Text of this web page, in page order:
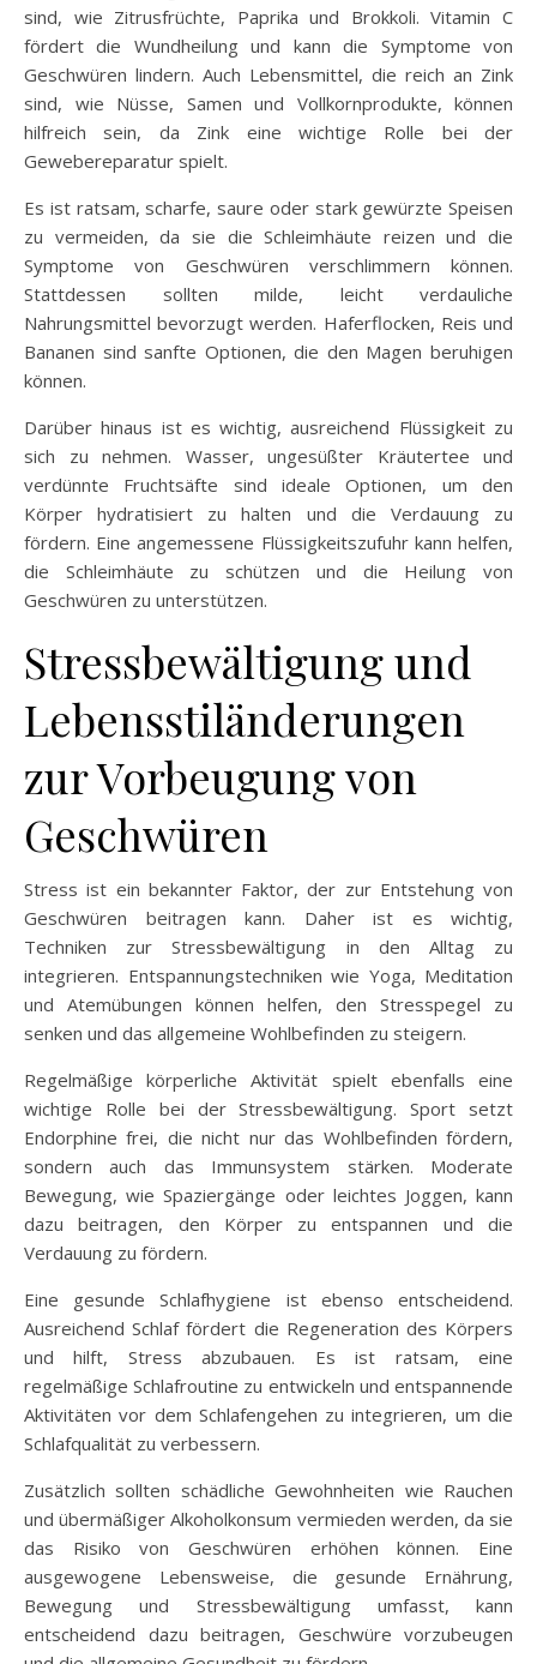
sind, wie Zitrusfrüchte, Paprika und Brokkoli. Vitamin C
fördert die Wundheilung und kann die Symptome von
Geschwüren lindern. Auch Lebensmittel, die reich an Zink
sind, wie Nüsse, Samen und Vollkornprodukte, können
hilfreich sein, da Zink eine wichtige Rolle bei der
Gewebereparatur spielt.
Es ist ratsam, scharfe, saure oder stark gewürzte Speisen
zu vermeiden, da sie die Schleimhäute reizen und die
Symptome von Geschwüren verschlimmern können.
Stattdessen sollten milde, leicht verdauliche
Nahrungsmittel bevorzugt werden. Haferflocken, Reis und
Bananen sind sanfte Optionen, die den Magen beruhigen
können.
Darüber hinaus ist es wichtig, ausreichend Flüssigkeit zu
sich zu nehmen. Wasser, ungesüßter Kräutertee und
verdünnte Fruchtsäfte sind ideale Optionen, um den
Körper hydratisiert zu halten und die Verdauung zu
fördern. Eine angemessene Flüssigkeitszufuhr kann helfen,
die Schleimhäute zu schützen und die Heilung von
Geschwüren zu unterstützen.
Stressbewältigung und
Lebensstiländerungen
zur Vorbeugung von
Geschwüren
Stress ist ein bekannter Faktor, der zur Entstehung von
Geschwüren beitragen kann. Daher ist es wichtig,
Techniken zur Stressbewältigung in den Alltag zu
integrieren. Entspannungstechniken wie Yoga, Meditation
und Atemübungen können helfen, den Stresspegel zu
senken und das allgemeine Wohlbefinden zu steigern.
Regelmäßige körperliche Aktivität spielt ebenfalls eine
wichtige Rolle bei der Stressbewältigung. Sport setzt
Endorphine frei, die nicht nur das Wohlbefinden fördern,
sondern auch das Immunsystem stärken. Moderate
Bewegung, wie Spaziergänge oder leichtes Joggen, kann
dazu beitragen, den Körper zu entspannen und die
Verdauung zu fördern.
Eine gesunde Schlafhygiene ist ebenso entscheidend.
Ausreichend Schlaf fördert die Regeneration des Körpers
und hilft, Stress abzubauen. Es ist ratsam, eine
regelmäßige Schlafroutine zu entwickeln und entspannende
Aktivitäten vor dem Schlafengehen zu integrieren, um die
Schlafqualität zu verbessern.
Zusätzlich sollten schädliche Gewohnheiten wie Rauchen
und übermäßiger Alkoholkonsum vermieden werden, da sie
das Risiko von Geschwüren erhöhen können. Eine
ausgewogene Lebensweise, die gesunde Ernährung,
Bewegung und Stressbewältigung umfasst, kann
entscheidend dazu beitragen, Geschwüre vorzubeugen